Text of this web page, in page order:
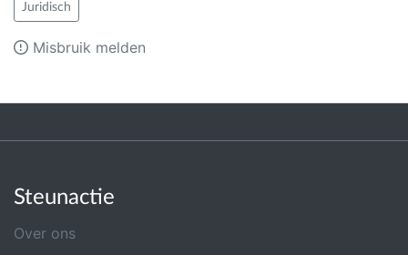
Juridisch
Misbruik melden
Steunactie
Over ons